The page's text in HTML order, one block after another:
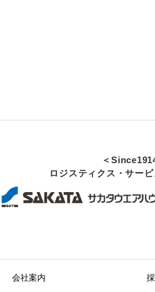
＜
ロジスティクス・サー
会社案内